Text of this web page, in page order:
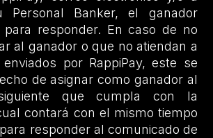
Banker, el ganador
responder. En caso de no
al ganador o que no atiendan a
por RappiPay, este se
de asignar como ganador al
que cumpla con la
contará con el mismo tiempo
responder al comunicado de